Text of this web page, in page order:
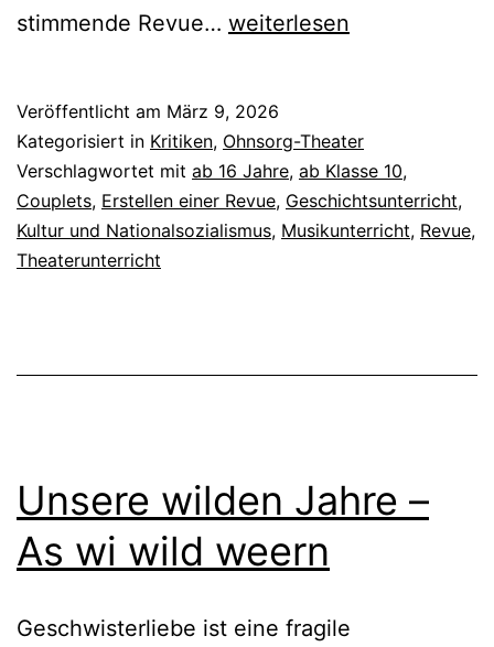
stimmende Revue… Jungs
Waterkant
–
Die
Gebrüder
weiterlesen
Veröffentlicht am März 9, 2026
Kategorisiert in Kritiken, Ohnsorg-Theater
Verschlagwortet mit ab 16 Jahre, ab Klasse 10,
Couplets, Erstellen einer Revue, Geschichtsunterricht,
Kultur und Nationalsozialismus, Musikunterricht, Revue,
Theaterunterricht
Unsere wilden Jahre –
As wi wild weern
Geschwisterliebe ist eine fragile